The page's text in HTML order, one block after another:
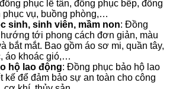
phục lễ tân, đồng phục bếp, đồng
phục vụ, buồng phòng,…
sinh, sinh viên, mầm non: Đồng
tới phong cách đơn giản, màu
bắt mắt. Bao gồm áo sơ mi, quần tây,
áo khoác gió,…
hộ lao động: Đồng phục bảo hộ lao
kế để đảm bảo sự an toàn cho công